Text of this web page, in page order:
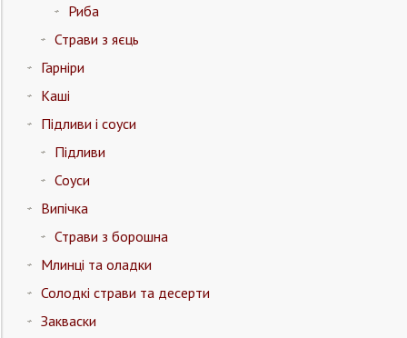
Риба
Страви з яєць
Гарніри
Каші
Підливи і соуси
Підливи
Соуси
Випічка
Страви з борошна
Млинці та оладки
Солодкі страви та десерти
Закваски